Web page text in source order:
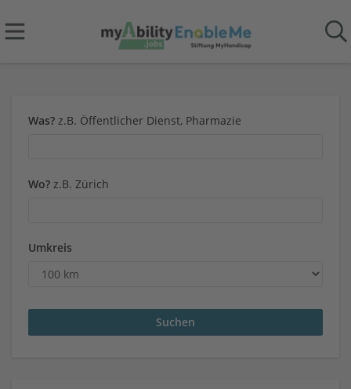
Was? z.B. Öffentlicher Dienst, Pharmazie
Wo? z.B. Zürich
Umkreis